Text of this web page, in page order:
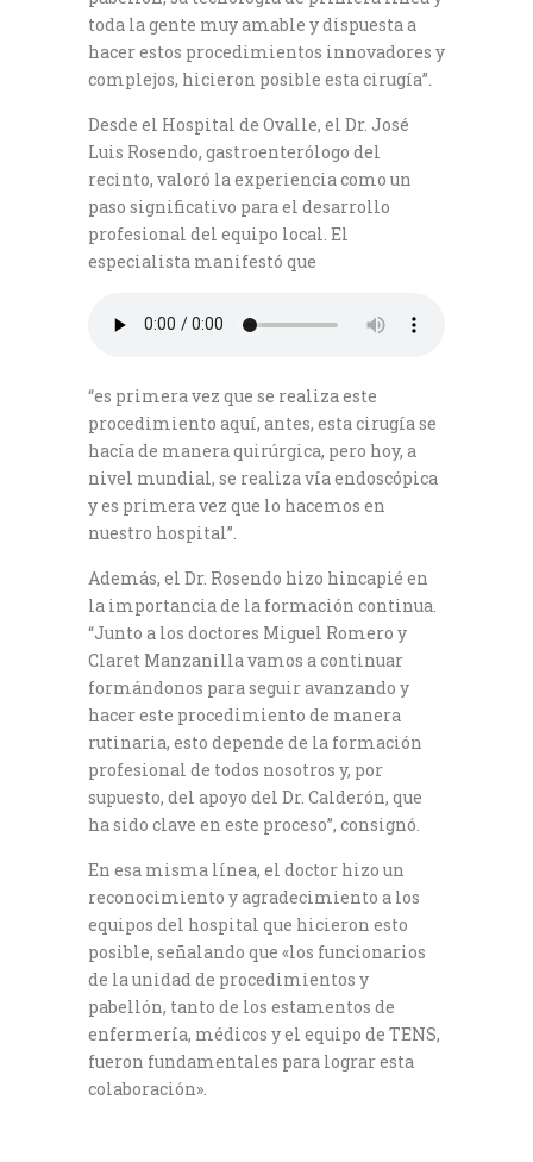
toda la gente muy amable y dispuesta a
hacer estos procedimientos innovadores y
complejos, hicieron posible esta cirugía”.
Desde el Hospital de Ovalle, el Dr. José
Luis Rosendo, gastroenterólogo del
recinto, valoró la experiencia como un
paso significativo para el desarrollo
profesional del equipo local. El
especialista manifestó que
“es primera vez que se realiza este
procedimiento aquí, antes, esta cirugía se
hacía de manera quirúrgica, pero hoy, a
nivel mundial, se realiza vía endoscópica
y es primera vez que lo hacemos en
nuestro hospital”.
Además, el Dr. Rosendo hizo hincapié en
la importancia de la formación continua.
“Junto a los doctores Miguel Romero y
Claret Manzanilla vamos a continuar
formándonos para seguir avanzando y
hacer este procedimiento de manera
rutinaria, esto depende de la formación
profesional de todos nosotros y, por
supuesto, del apoyo del Dr. Calderón, que
ha sido clave en este proceso”, consignó.
En esa misma línea, el doctor hizo un
reconocimiento y agradecimiento a los
equipos del hospital que hicieron esto
posible, señalando que «los funcionarios
de la unidad de procedimientos y
pabellón, tanto de los estamentos de
enfermería, médicos y el equipo de TENS,
fueron fundamentales para lograr esta
colaboración».